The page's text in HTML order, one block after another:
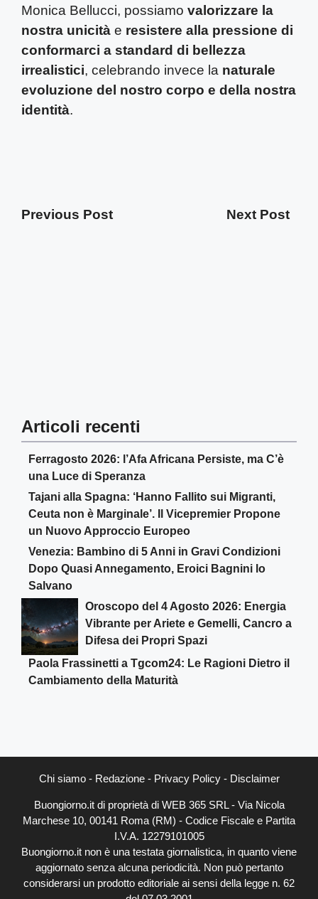
Monica Bellucci, possiamo valorizzare la
nostra unicità e resistere alla pressione di
conformarci a standard di bellezza
irrealistici, celebrando invece la naturale
evoluzione del nostro corpo e della nostra
identità.
Previous Post Next Post
Articoli recenti
Ferragosto 2026: l’Afa Africana Persiste, ma C’è
una Luce di Speranza
Tajani alla Spagna: ‘Hanno Fallito sui Migranti,
Ceuta non è Marginale’. Il Vicepremier Propone
un Nuovo Approccio Europeo
Venezia: Bambino di 5 Anni in Gravi Condizioni
Dopo Quasi Annegamento, Eroici Bagnini lo
Salvano
Oroscopo del 4 Agosto 2026: Energia
Vibrante per Ariete e Gemelli, Cancro a
Difesa dei Propri Spazi
Paola Frassinetti a Tgcom24: Le Ragioni Dietro il
Cambiamento della Maturità
Chi siamo- Redazione- Privacy Policy- Disclaimer
Buongiorno.it di proprietà di WEB 365 SRL - Via Nicola
Marchese 10, 00141 Roma (RM) - Codice Fiscale e Partita
I.V.A. 12279101005
Buongiorno.it non è una testata giornalistica, in quanto viene
aggiornato senza alcuna periodicità. Non può pertanto
considerarsi un prodotto editoriale ai sensi della legge n. 62